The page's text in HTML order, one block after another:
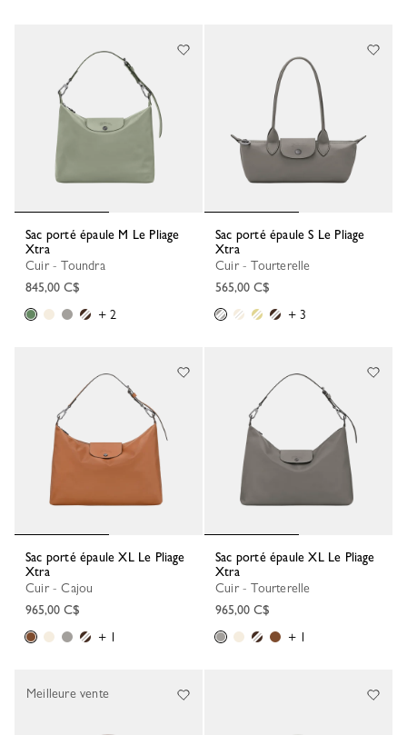
Sac porté épaule M Le Pliage
Xtra
Cuir - Toundra
845,00 C$
+ 2
Sac porté épaule S Le Pliage
Xtra
Cuir - Tourterelle
565,00 C$
+ 3
Sac porté épaule XL Le Pliage
Xtra
Cuir - Cajou
965,00 C$
+ 1
Sac porté épaule XL Le Pliage
Xtra
Cuir - Tourterelle
965,00 C$
+ 1
Meilleure vente